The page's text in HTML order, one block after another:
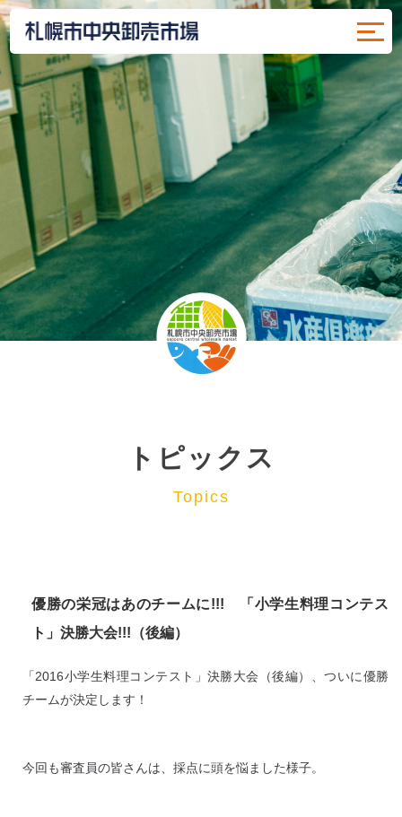
トピックス
Topics
優勝の栄冠はあのチームに!!! 「小学生料理コンテス
ト」決勝大会!!!（後編）
「2016小学生料理コンテスト」決勝大会（後編）、ついに優勝
チームが決定します！
今回も審査員の皆さんは、採点に頭を悩ました様子。